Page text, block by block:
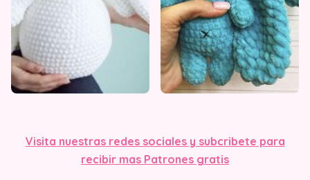
Visita nuestras redes sociales y subcribete para
recibir mas Patrones gratis